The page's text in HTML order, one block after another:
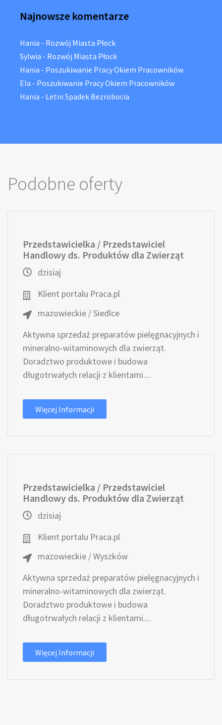
Najnowsze komentarze
Hania - Rozwój Miasta Płock
Sylwia - Rozwój Miasta Płock
Hania - Poszukiwanie Pracy Okiem Pracowników
Ela - Poszukiwanie Pracy Okiem Pracowników
Hania - Letni Spadek Bezrobocia
Podobne oferty
Przedstawicielka / Przedstawiciel
Handlowy ds. Produktów dla Zwierząt
dzisiaj
Klient portalu Praca.pl
mazowieckie / Siedlce
Aktywna sprzedaż preparatów pielęgnacyjnych i
mineralno-witaminowych dla zwierząt.
Doradztwo produktowe i budowa
długotrwałych relacji z klientami....
Więcej Informacji
Przedstawicielka / Przedstawiciel
Handlowy ds. Produktów dla Zwierząt
dzisiaj
Klient portalu Praca.pl
mazowieckie / Wyszków
Aktywna sprzedaż preparatów pielęgnacyjnych i
mineralno-witaminowych dla zwierząt.
Doradztwo produktowe i budowa
długotrwałych relacji z klientami....
Więcej Informacji